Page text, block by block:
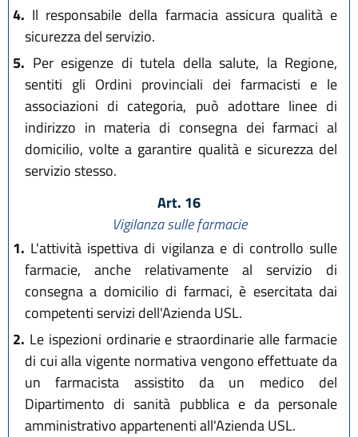
4. Il responsabile della farmacia assicura qualità e
sicurezza del servizio.
5. Per esigenze di tutela della salute, la Regione,
sentiti gli Ordini provinciali dei farmacisti e le
associazioni di categoria, può adottare linee di
indirizzo in materia di consegna dei farmaci al
domicilio, volte a garantire qualità e sicurezza del
servizio stesso.
Art. 16
Vigilanza sulle farmacie
1. L'attività ispettiva di vigilanza e di controllo sulle
farmacie, anche relativamente al servizio di
consegna a domicilio di farmaci, è esercitata dai
competenti servizi dell'Azienda USL.
2. Le ispezioni ordinarie e straordinarie alle farmacie
di cui alla vigente normativa vengono effettuate da
un farmacista assistito da un medico del
Dipartimento di sanità pubblica e da personale
amministrativo appartenenti all'Azienda USL.